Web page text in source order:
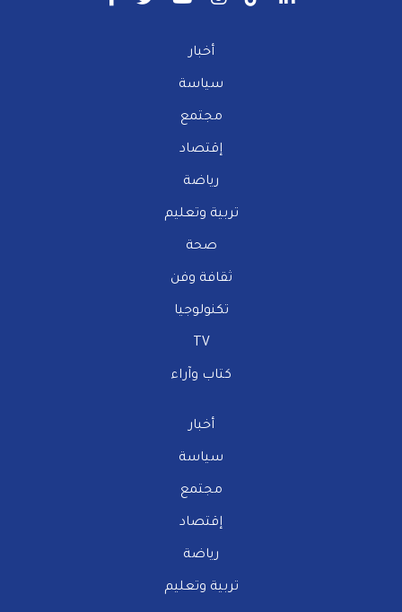
أخبار
سياسة
مجتمع
إقتصاد
رياضة
تربية وتعليم
صحة
ثقافة وفن
تكنولوجيا
TV
كتاب وآراء
أخبار
سياسة
مجتمع
إقتصاد
رياضة
تربية وتعليم